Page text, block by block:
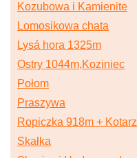
Kozubowa i Kamienite
Lomosikowa chata
Lysá hora 1325m
Ostry 1044m,Koziniec
Połom
Praszywa
Ropiczka 918m + Kotarz
Skałka